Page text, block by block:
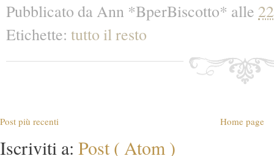
Pubblicato daAnn *BperBiscotto* alle
Etichette: tutto il resto
Post più recenti Home page
Iscriviti a: Post ( Atom )